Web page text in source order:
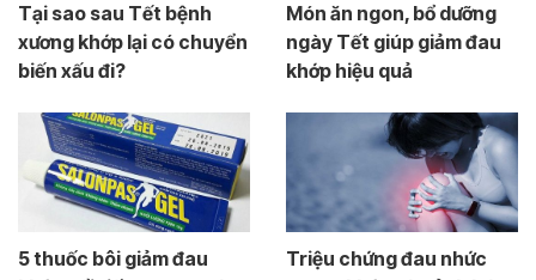
Tại sao sau Tết bệnh
xương khớp lại có chuyển
biến xấu đi?
Món ăn ngon, bổ dưỡng
ngày Tết giúp giảm đau
khớp hiệu quả
5 thuốc bôi giảm đau
Triệu chứng đau nhức